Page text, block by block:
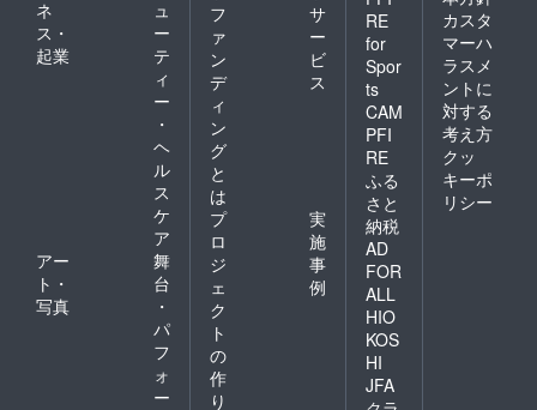
ネ
ス・
起業
ュ
ー
テ
ィ
ー
・
ヘ
ル
ス
ケ
ア
アー
ト・
写真
舞
台
・
パ
フ
ォ
ー
フ
ァ
ン
デ
ィ
ン
グ
と
は
サ
ー
ビ
ス
プ
ロ
ジ
ェ
ク
ト
の
作
り
実
施
事
例
RE
for
Spor
ts
CAM
PFI
RE
ふる
さと
納税
AD
FOR
ALL
HIO
KOS
HI
JFA
カスタ
マーハ
ラスメ
ントに
対する
考え方
クッ
キーポ
リシー